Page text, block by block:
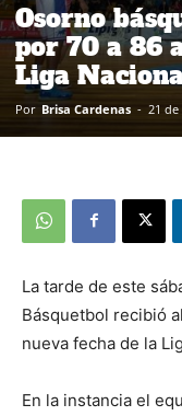
Osorno
por 70 a 86
Liga
Por Brisa Cardenas - 21
La tarde de este
Básquetbol recibió
nueva fecha de la
En la instancia el